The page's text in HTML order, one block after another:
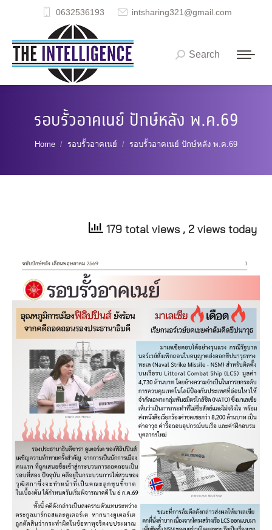
0632536193 intsharing321@gmail.com
Search:
Search
รอบรั้วอาคเนย์ ปักษ์หลัง พ.ค.69
You are here:
Home รอบรั้วอาคเนย์ รอบรั้วอาคเนย์ ปักษ์หลัง พ.ค.69
179 total views , 2 views today